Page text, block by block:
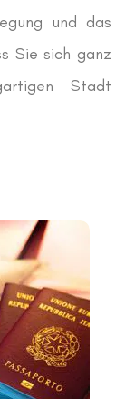
und das
Sie sich ganz
Stadt